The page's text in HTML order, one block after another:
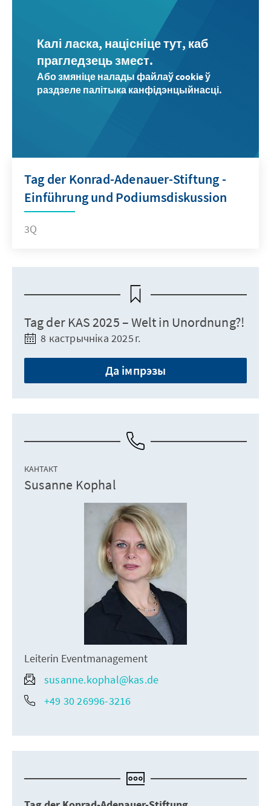
Калі ласка, націсніце тут, каб
прагледзець змест.
Або змяніце налады файлаў cookie ў
раздзеле палітыка канфідэнцыйнасці.
Tag der Konrad-Adenauer-Stiftung -
Einführung und Podiumsdiskussion
3Q
Tag der KAS 2025 – Welt in Unordnung?!
8 кастрычніка 2025 г.
Да імпрэзы
КАНТАКТ
Susanne Kophal
Leiterin Eventmanagement
susanne.kophal@kas.de
+49 30 26996-3216